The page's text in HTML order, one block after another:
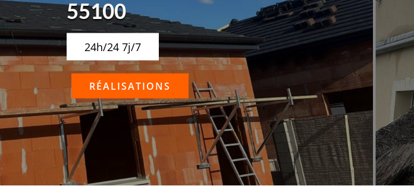
55100
24h/24 7j/7
RÉALISATIONS